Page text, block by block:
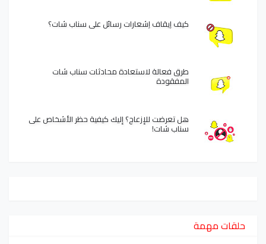
كيف إيقاف إشعارات رسائل على سناب شات؟
طرق فعالة لاستعادة محادثات سناب شات
المفقودة
هل تعرضت للإزعاج؟ إليك كيفية حظر الأشخاص على
سناب شات!
حلقات مهمة